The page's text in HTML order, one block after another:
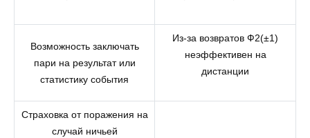
Возможность заключать
пари на результат или
статистику события
Из-за возвратов Ф2(±1)
неэффективен на
дистанции
Страховка от поражения на
случай ничьей